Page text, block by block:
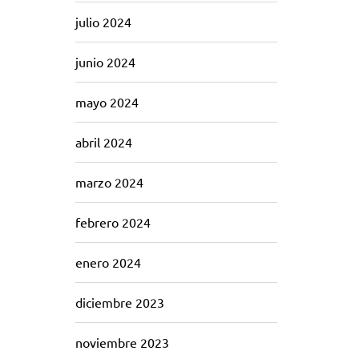
julio 2024
junio 2024
mayo 2024
abril 2024
marzo 2024
febrero 2024
enero 2024
diciembre 2023
noviembre 2023